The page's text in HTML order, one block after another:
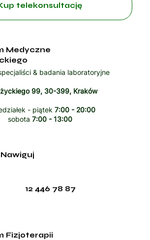
telekonsultację
Medyczne
& badania laboratoryjne
99, 30-399, Kraków
- piątek 7:00 - 20:00
sobota 7:00 - 13:00
12 446 78 87
Nawiguj
Fizjoterapii